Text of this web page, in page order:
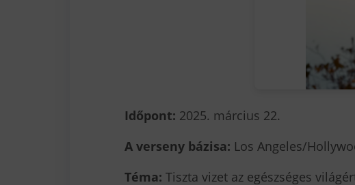
Időpont: 2025. március 22.
A verseny bázisa: Los Angeles/
Téma: Tiszta vizet az egészséges